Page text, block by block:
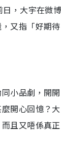
，大宇在微博
又指「好期待
小品劇，開開
開心回憶？大
且又唔係真正